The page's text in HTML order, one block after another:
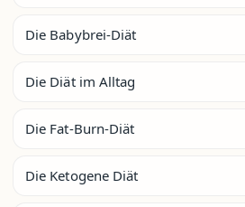
Die Babybrei-Diät
Die Diät im Alltag
Die Fat-Burn-Diät
Die Ketogene Diät